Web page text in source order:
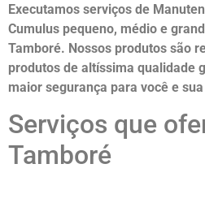
Executamos serviços de
Cumulus pequeno, médio e
Tamboré. Nossos produtos são
produtos de altíssima qualidade
maior segurança para você e sua
Serviços que
Tamboré